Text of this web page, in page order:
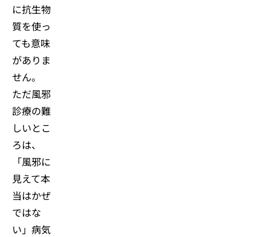
に抗生物
質を使っ
ても意味
がありま
せん。
ただ風邪
診療の難
しいとこ
ろは、
「風邪に
見えて本
当はかぜ
ではな
い」病気